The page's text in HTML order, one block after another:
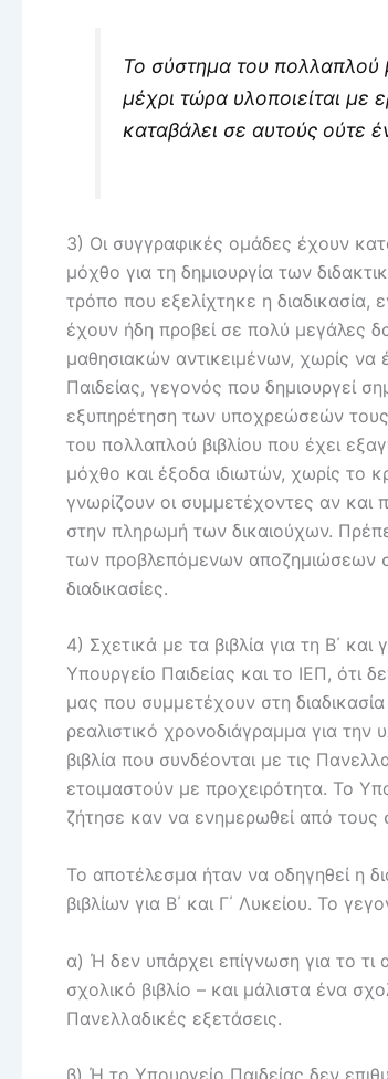
Το σύστημα του πολλαπλού
μέχρι τώρα υλοποιείται με
καταβάλει σε αυτούς ούτε
3) Οι συγγραφικές ομάδες έχουν
μόχθο για τη δημιουργία των
τρόπο που εξελίχτηκε η διαδικασία,
έχουν ήδη προβεί σε πολύ μεγάλες
μαθησιακών αντικειμένων, χωρίς
Παιδείας, γεγονός που δημιουργεί
εξυπηρέτηση των υποχρεώσεών
του πολλαπλού βιβλίου που έχει
μόχθο και έξοδα ιδιωτών, χωρίς το
γνωρίζουν οι συμμετέχοντες αν και
στην πληρωμή των δικαιούχων.
των προβλεπόμενων αποζημιώσεων
διαδικασίες.
4) Σχετικά με τα βιβλία για τη Β΄
Υπουργείο Παιδείας και το ΙΕΠ, ότι
μας που συμμετέχουν στη
ρεαλιστικό χρονοδιάγραμμα για την
βιβλία που συνδέονται με τις
ετοιμαστούν με προχειρότητα. Το
ζήτησε καν να ενημερωθεί από τους
Το αποτέλεσμα ήταν να οδηγηθεί η
βιβλίων για Β΄ και Γ΄ Λυκείου. Το
α) Ή δεν υπάρχει επίγνωση για το τι
σχολικό βιβλίο – και μάλιστα ένα
Πανελλαδικές εξετάσεις.